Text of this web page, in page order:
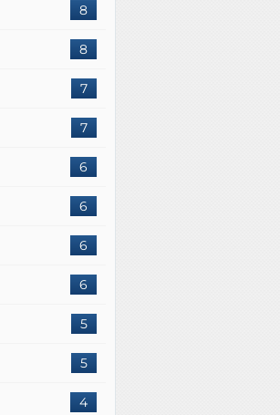
8
8
7
7
6
6
6
6
5
5
4